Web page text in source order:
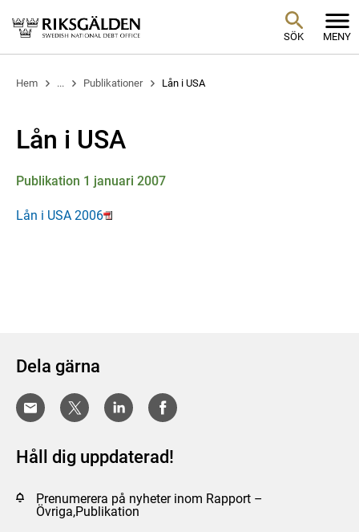
SÖK MENY
Hem ... Publikationer Lån i USA
Lån i USA
Publikation 1 januari 2007
Lån i USA 2006
Dela gärna
Håll dig uppdaterad!
Prenumerera på nyheter inom Rapport –
Övriga,Publikation